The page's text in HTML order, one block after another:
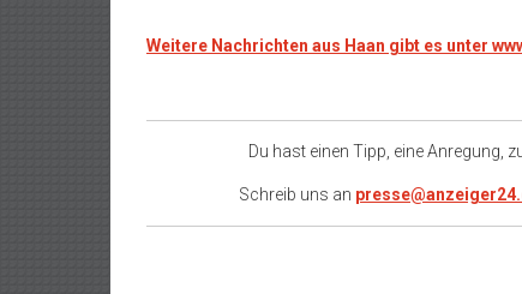
Weitere Nachrichten aus Haan gibt es unter
Du hast einen Tipp, eine Anregung,
Schreib uns an